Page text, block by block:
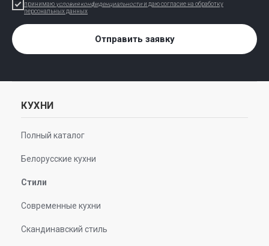
принимаю условия конфиденциальности и даю согласие на обработку
персональных данных
Отправить заявку
КУХНИ
Полный каталог
Белорусские кухни
Стили
Современные кухни
Скандинавский стиль